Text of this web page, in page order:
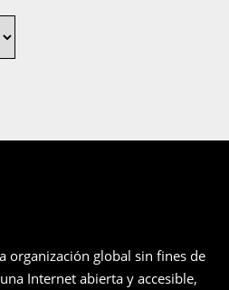
organización global sin fines de
Internet abierta y accesible,